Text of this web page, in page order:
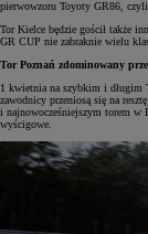
pierwowzoru Toyoty GR86,
Tor Kielce będzie gościł także
GR CUP nie zabraknie wielu
Tor Poznań zdominowany
1 kwietnia na szybkim i długim
zawodnicy przeniosą się na
i najnowocześniejszym torem w
wyścigowe.